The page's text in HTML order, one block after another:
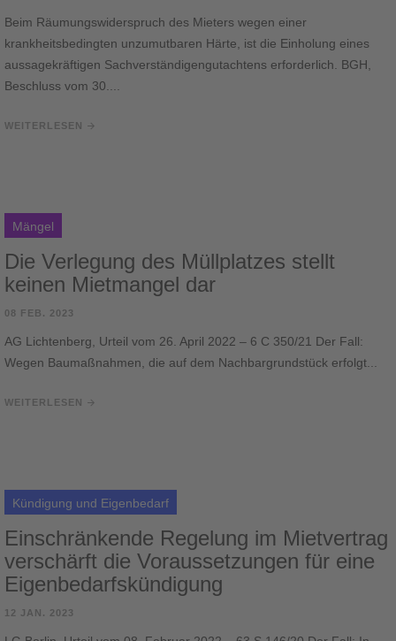
Beim Räumungswiderspruch des Mieters wegen einer
krankheitsbedingten unzumutbaren Härte, ist die Einholung eines
aussagekräftigen Sachverständigengutachtens erforderlich. BGH,
Beschluss vom 30....
WEITERLESEN
Mängel
Die Verlegung des Müllplatzes stellt
keinen Mietmangel dar
08 FEB. 2023
AG Lichtenberg, Urteil vom 26. April 2022 – 6 C 350/21 Der Fall:
Wegen Baumaßnahmen, die auf dem Nachbargrundstück erfolgt...
WEITERLESEN
Kündigung und Eigenbedarf
Einschränkende Regelung im Mietvertrag
verschärft die Voraussetzungen für eine
Eigenbedarfskündigung
12 JAN. 2023